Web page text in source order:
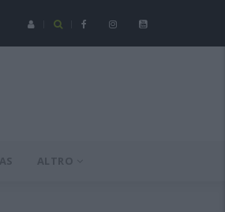
Spezia-Torres posticipata a domenica 16
ALTRO